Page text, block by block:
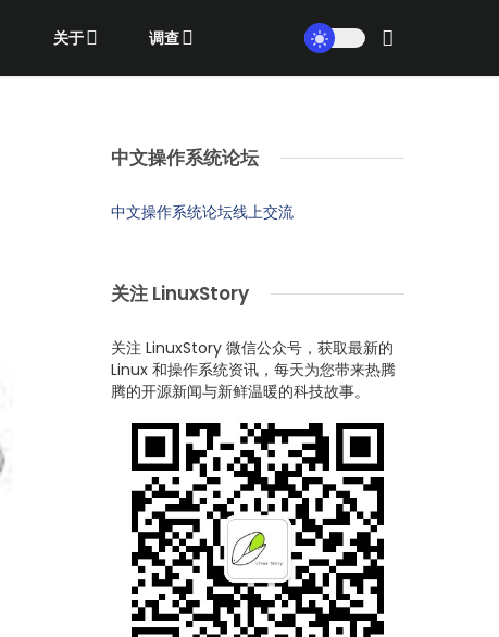
关于 调查
中文操作系统论坛
中文操作系统论坛线上交流
关注 LinuxStory
关注 LinuxStory 微信公众号，获取最新的
Linux 和操作系统资讯，每天为您带来热腾
腾的开源新闻与新鲜温暖的科技故事。